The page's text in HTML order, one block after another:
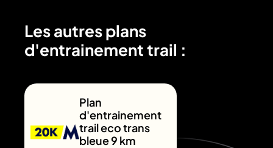
Les autres plans
d'entrainement trail :
Plan
d'entrainement
trail eco trans
bleue 9 km